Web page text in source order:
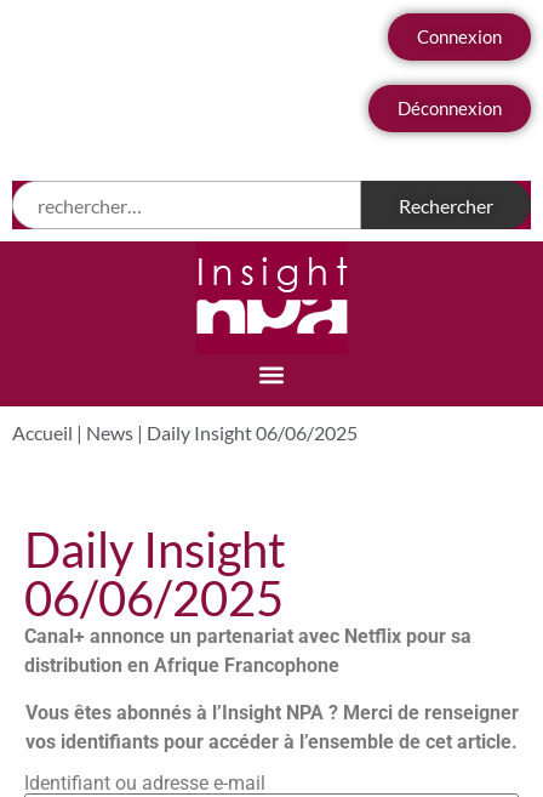
Connexion
Déconnexion
Accueil | News | Daily Insight 06/06/2025
Daily Insight
06/06/2025
Canal+ annonce un partenariat avec Netflix pour sa
distribution en Afrique Francophone
Vous êtes abonnés à l’Insight NPA ? Merci de renseigner
vos identifiants pour accéder à l’ensemble de cet article.
Identifiant ou adresse e-mail